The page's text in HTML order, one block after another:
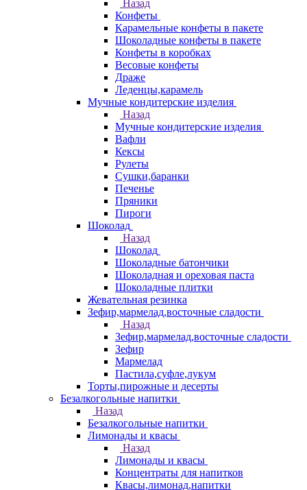
Назад
Конфеты
Карамельные конфеты в пакете
Шоколадные конфеты в пакете
Конфеты в коробках
Весовые конфеты
Драже
Леденцы,карамель
Мучные кондитерские изделия
Назад
Мучные кондитерские изделия
Вафли
Кексы
Рулеты
Сушки,баранки
Печенье
Пряники
Пироги
Шоколад
Назад
Шоколад
Шоколадные батончики
Шоколадная и ореховая паста
Шоколадные плитки
Жевательная резинка
Зефир,мармелад,восточные сладости
Назад
Зефир,мармелад,восточные сладости
Зефир
Мармелад
Пастила,суфле,лукум
Торты,пирожные и десерты
Безалкогольные напитки
Назад
Безалкогольные напитки
Лимонады и квасы
Назад
Лимонады и квасы
Концентраты для напитков
Квасы,лимонад,напитки